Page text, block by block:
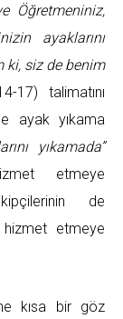
Öğretmeniniz,
ayaklarını
ki, siz de benim
17) talimatını
ayak yıkama
yıkamada”
etmeye
de
hizmet etmeye
kısa bir göz